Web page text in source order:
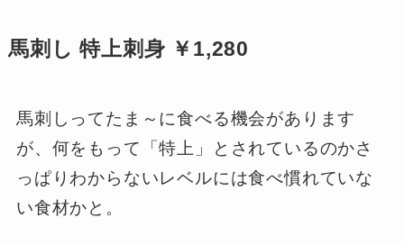
馬刺し 特上刺身 ￥1,280
馬刺しってたま～に食べる機会があります
が、何をもって「特上」とされているのかさ
っぱりわからないレベルには食べ慣れていな
い食材かと。